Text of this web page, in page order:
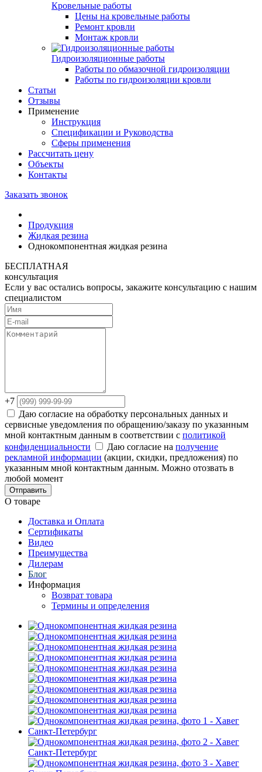
Кровельные работы
Цены на кровельные работы
Ремонт кровли
Монтаж кровли
Гидроизоляционные работы
Работы по обмазочной гидроизоляции
Работы по гидроизоляции кровли
Статьи
Отзывы
Применение
Инструкция
Спецификации и Руководства
Сферы применения
Рассчитать цену
Объекты
Контакты
Заказать звонок
Продукция
Жидкая резина
Однокомпонентная жидкая резина
БЕСПЛАТНАЯ
консультация
Если у вас остались вопросы, закажите консультацию с нашим
специалистом
+7
Даю согласие на обработку персональных данных и
сервисные уведомления по обращению/заказу по указанным
мной контактным данным в соответствии с политикой
конфиденциальности
Даю согласие на получение
рекламной информации (акции, скидки, предложения) по
указанным мной контактным данным. Можно отозвать в
любой момент
Отправить
О товаре
Доставка и Оплата
Сертификаты
Видео
Преимущества
Дилерам
Блог
Информация
Возврат товара
Термины и определения